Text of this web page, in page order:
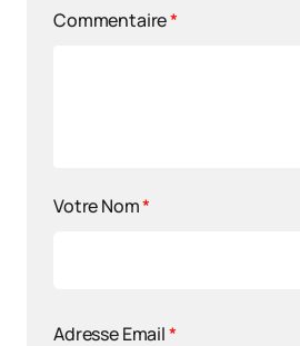
Commentaire*
Votre Nom*
Adresse Email*